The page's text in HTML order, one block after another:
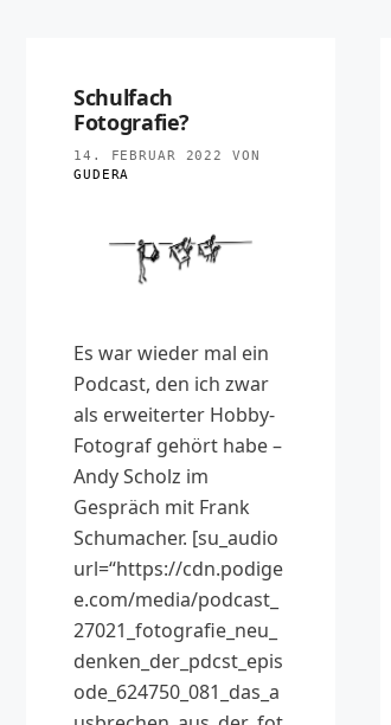
Schulfach
Fotografie?
14. FEBRUAR 2022
VON
GUDERA
Es war wieder mal ein
Podcast, den ich zwar
als erweiterter Hobby-
Fotograf gehört habe –
Andy Scholz im
Gespräch mit Frank
Schumacher. [su_audio
url=“https://cdn.podige
e.com/media/podcast_
27021_fotografie_neu_
denken_der_pdcst_epis
ode_624750_081_das_a